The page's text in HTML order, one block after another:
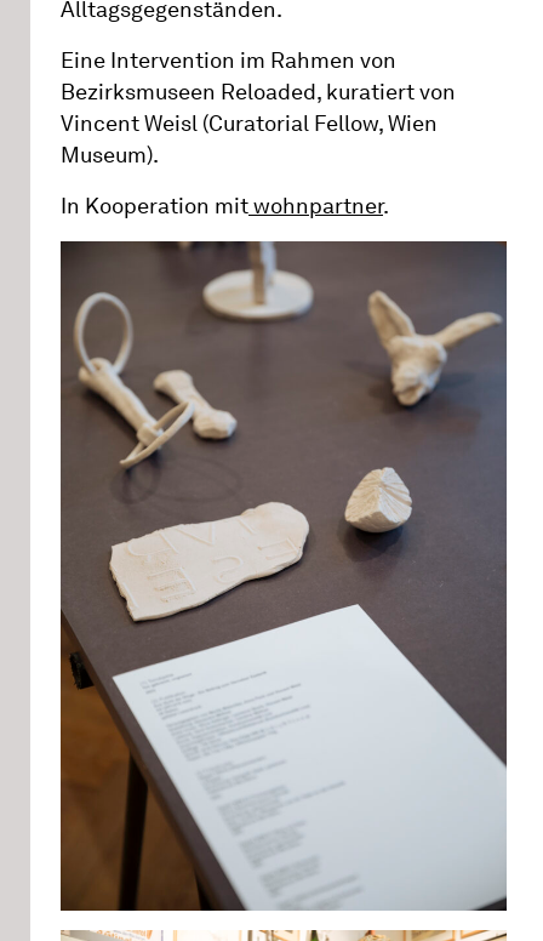
Alltagsgegenständen.
Eine Intervention im Rahmen von
Bezirksmuseen Reloaded, kuratiert von
Vincent Weisl (Curatorial Fellow, Wien
Museum).
In Kooperation mitwohnpartner.